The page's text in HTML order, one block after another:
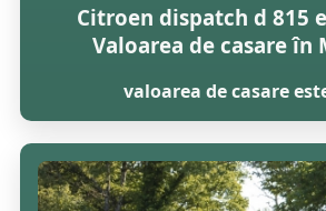
Citroen dispatch d 815
Valoarea de casare în
valoarea de casare